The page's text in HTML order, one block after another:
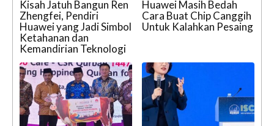
Kisah Jatuh Bangun Ren
Zhengfei, Pendiri
Huawei yang Jadi Simbol
Ketahanan dan
Kemandirian Teknologi
Huawei Masih Bedah
Cara Buat Chip Canggih
Untuk Kalahkan Pesaing